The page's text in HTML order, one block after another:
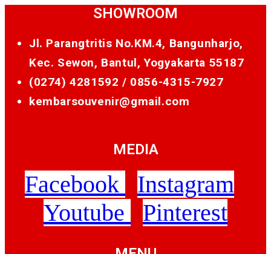
SHOWROOM
Jl. Parangtritis No.KM.4, Bangunharjo,
Kec. Sewon, Bantul, Yogyakarta 55187
(0274) 4281592 / 0856-4315-7927
kembarsouvenir@gmail.com
MEDIA
Facebook
Instagram
Youtube
Pinterest